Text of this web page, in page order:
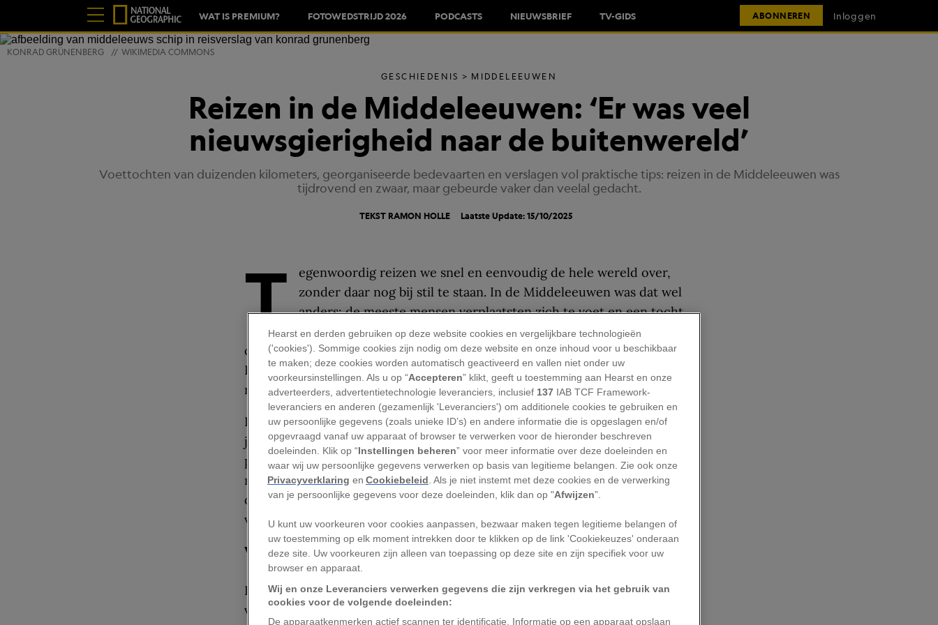
WAT IS PREMIUM? FOTOWEDSTRIJD 2026 PODCASTS NIEUWSBRIEF TV-GIDS ABONNEREN Inloggen
KONRAD GRÜNENBERG // WIKIMEDIA COMMONS
GESCHIEDENIS MIDDELEEUWEN
Reizen in de Middeleeuwen: ‘Er was veel
nieuwsgierigheid naar de buitenwereld’
Voettochten van duizenden kilometers, georganiseerde bedevaarten en verslagen vol praktische tips: reizen in de Middeleeuwen was
tijdrovend en zwaar, maar gebeurde vaker dan veelal gedacht.
TEKST RAMON HOLLE Laatste Update: 15/10/2025
T
egenwoordig reizen we snel en eenvoudig de hele wereld over,
zonder daar nog bij stil te staan. In de Middeleeuwen was dat wel
anders: de meeste mensen verplaatsten zich te voet en een tocht
duurde algauw dagen of maanden. Reizen was een hele
onderneming, maar het gebeurde wel degelijk, vertelt historicus Marianne
Ritsema van Eck van de Vrije Universiteit Amsterdam. Hoe gebruikelijk was
reizen in deMiddeleeuwen?
Die vraag is lastig eenduidig te beantwoorden voor een periode van duizend
jaar, benadrukt ze allereerst: ‘Afkomst en woonplaats spelen mee, net als
periode. Als je het hebt over horigen in de Vroege Middeleeuwen (500-1000
n.C.), de onvrije boeren die werkten voor een landheer, dan was het heel
ongebruikelijk. Maar in de Late Middeleeuwen (1300-1500 n.C.) was er al
veel mobiliteit, zekertussen steden.’
Voettochten van stad naar stad
De elite had de middelen om vaker, verder en sneller te reizen met behulp
van paard en wagen. Toch waren ook gewone burgers meer onderweg dan
Hearst en derden gebruiken op deze website cookies en vergelijkbare technologieën
('cookies'). Sommige cookies zijn nodig om deze website en onze inhoud voor u beschikbaar
te maken; deze cookies worden automatisch geactiveerd en vallen niet onder uw
voorkeursinstellingen. Als u op “Accepteren” klikt, geeft u toestemming aan Hearst en onze
adverteerders, advertentietechnologie leveranciers, inclusief 137 IAB TCF Framework-
leveranciers en anderen (gezamenlijk 'Leveranciers') om additionele cookies te gebruiken en
uw persoonlijke gegevens (zoals unieke ID’s) en andere informatie die is opgeslagen en/of
opgevraagd vanaf uw apparaat of browser te verwerken voor de hieronder beschreven
doeleinden. Klik op “Instellingen beheren” voor meer informatie over deze doeleinden en
waar wij uw persoonlijke gegevens verwerken op basis van legitieme belangen. Zie ook onze
Privacyverklaring enCookiebeleid . Als je niet instemt met deze cookies en de verwerking
van je persoonlijke gegevens voor deze doeleinden, klik dan op "Afwijzen”.
U kunt uw voorkeuren voor cookies aanpassen, bezwaar maken tegen legitieme belangen of
uw toestemming op elk moment intrekken door te klikken op de link 'Cookiekeuzes' onderaan
deze site. Uw voorkeuren zijn alleen van toepassing op deze site en zijn specifiek voor uw
browser en apparaat.
Wij en onze Leveranciers verwerken gegevens die zijn verkregen via het gebruik van
cookies voor de volgende doeleinden:
De apparaatkenmerken actief scannen ter identificatie. Informatie op een apparaat opslaan